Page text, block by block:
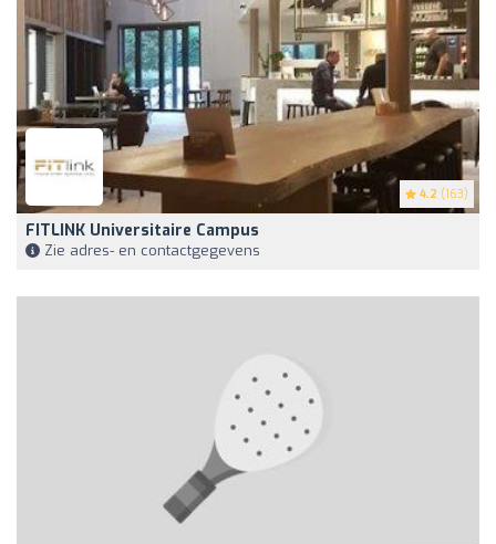
4.2 (163)
FITLINK Universitaire Campus
Zie adres- en contactgegevens